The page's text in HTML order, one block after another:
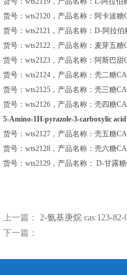
货号：wts2120，产品名称：阿卡波糖
货号：wts2121，产品名称：D-阿拉伯
货号：wts2122，产品名称：麦芽五糖
货号：wts2123，产品名称：阿斯巴甜
货号：wts2124，产品名称：壳二糖
货号：wts2125，产品名称：壳三糖
货号：wts2126，产品名称：壳四糖
5-Amino-1H-pyrazole-3-carboxylic acid
货号：wts2127，产品名称：壳五糖
货号：wts2128，产品名称：壳六糖
货号：wts2129，产品名称： D-甘露
上一篇： 2-氨基庚烷 cas:123-82-
下一篇：